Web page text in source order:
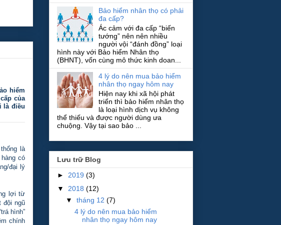
hiểm
của
là điều
là
có
đại lý
lợi từ
đội ngũ
hình”
chính
Bảo hiểm nhân thọ có phải
đa cấp?
Ác cảm với đa cấp “biến
tướng” nên nên nhiều
người vội “đánh đồng” loại
hình này với Bảo hiểm Nhân thọ
(BHNT), vốn cùng mô thức kinh doan...
4 lý do nên mua bảo hiểm
nhân thọ ngay hôm nay
Hiện nay khi xã hội phát
triển thì bảo hiểm nhân thọ
là loại hình dịch vụ không
thể thiếu và được người dùng ưa
chuộng. Vậy tại sao bảo ...
Lưu trữ Blog
► 2019 (3)
▼ 2018 (12)
▼ tháng 12 (7)
4 lý do nên mua bảo hiểm
nhân thọ ngay hôm nay